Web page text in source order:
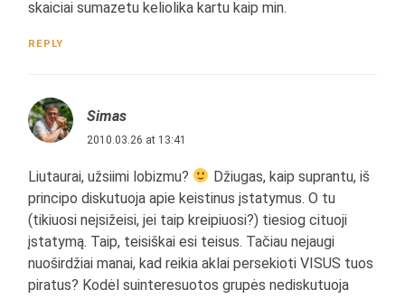
skaiciai sumazetu keliolika kartu kaip min.
REPLY
Simas
2010.03.26 at 13:41
Liutaurai, užsiimi lobizmu?
Džiugas, kaip suprantu, iš
principo diskutuoja apie keistinus įstatymus. O tu
(tikiuosi neįsižeisi, jei taip kreipiuosi?) tiesiog cituoji
įstatymą. Taip, teisiškai esi teisus. Tačiau nejaugi
nuoširdžiai manai, kad reikia aklai persekioti VISUS tuos
piratus? Kodėl suinteresuotos grupės nediskutuoja